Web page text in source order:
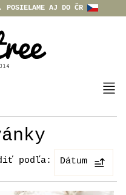
POSIELAME AJ DO ČR
podľa: Dátum